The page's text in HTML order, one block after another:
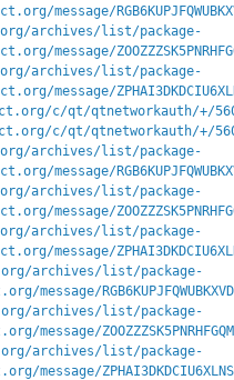
archives/list/package-
message/
archives/list/package-
message/
c/qt/qtnetworkauth/+/
c/qt/qtnetworkauth/+/
archives/list/package-
archives/list/package-
message/
archives/list/package-
message/
archives/list/package-
archives/list/package-
archives/list/package-